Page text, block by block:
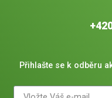
Přihlašte se k odběru